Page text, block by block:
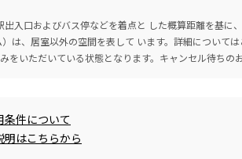
入口およびバス停などを着点と した概算距離を基に
は、居室以外の空間を表して います。詳細については
をいただいている状態となります。キャンセル待ちの
件について
はこちらから